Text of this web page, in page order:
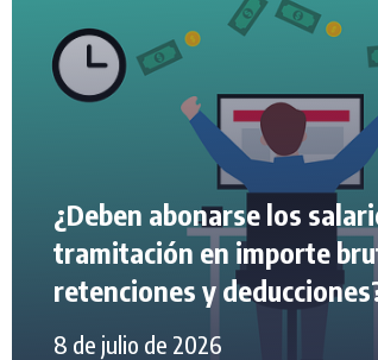
¿Deben abonarse los
tramitación en importe
retenciones y
8 de julio de 2026